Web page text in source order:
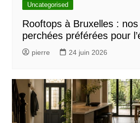
Uncategorised
Rooftops à Bruxelles :
perchées préférées pour
pierre 24 juin 2026